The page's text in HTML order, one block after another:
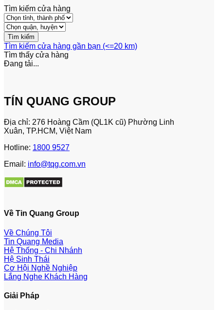
Tìm kiếm cửa hàng
Tìm kiếm cửa hàng gần bạn (<=20 km)
Tìm thấy cửa hàng
Đang tải...
TÍN QUANG GROUP
Địa chỉ: 276 Hoàng Cầm (QL1K cũ) Phường Linh
Xuân, TP.HCM, Việt Nam
Hotline: 1800 9527
Email: info@tqg.com.vn
Về Tin Quang Group
Về Chúng Tôi
Tin Quang Media
Hệ Thống - Chi Nhánh
Hệ Sinh Thái
Cơ Hội Nghề Nghiệp
Lắng Nghe Khách Hàng
Giải Pháp